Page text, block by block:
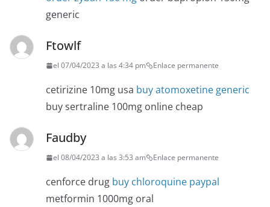
generic
Ftowlf
el 07/04/2023 a las 4:34 pm Enlace permanente
cetirizine 10mg usa buy atomoxetine generic
buy sertraline 100mg online cheap
Faudby
el 08/04/2023 a las 3:53 am Enlace permanente
cenforce drug buy chloroquine paypal
metformin 1000mg oral